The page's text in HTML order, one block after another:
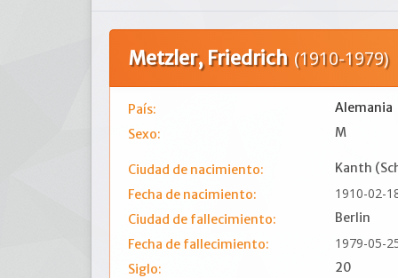
Metzler, Friedrich (1910-1979)
País:
Alemania
Sexo:
M
Ciudad de nacimiento:
Kanth
Fecha de nacimiento:
1910-02-
Ciudad de fallecimiento:
Berlin
Fecha de fallecimiento:
1979-05-
Siglo: 20